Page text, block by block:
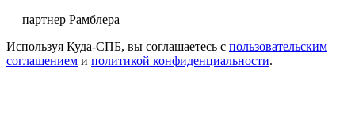
— партнер Рамблера
Используя Куда-СПБ, вы соглашаетесь с пользовательским
соглашением и политикой конфиденциальности.